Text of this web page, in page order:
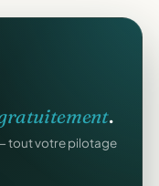
.
tout votre pilotage